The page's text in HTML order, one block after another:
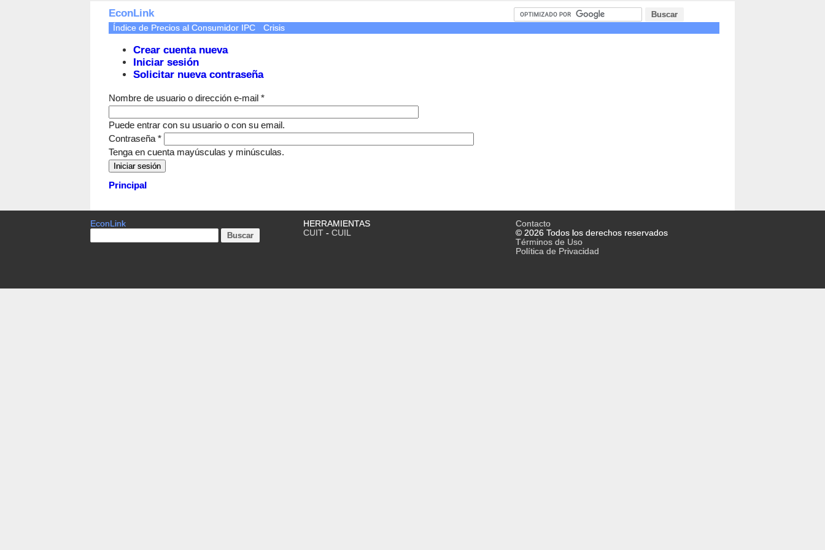
EconLink
Crear cuenta nueva
Iniciar sesión
Solicitar nueva contraseña
Índice de Precios al Consumidor IPC Crisis
Nombre de usuario o dirección e-mail *
Puede entrar con su usuario o con su email.
Contraseña *
Tenga en cuenta mayúsculas y minúsculas.
Principal
EconLink
HERRAMIENTAS
CUIT- CUIL
Contacto
© 2026 Todos los derechos reservados
Términos de Uso
Política de Privacidad